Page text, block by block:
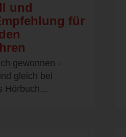
und
für
gewonnen -
gleich bei
Hörbuch...